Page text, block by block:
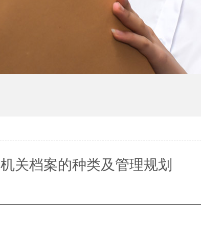
机关档案的种类及管理规划